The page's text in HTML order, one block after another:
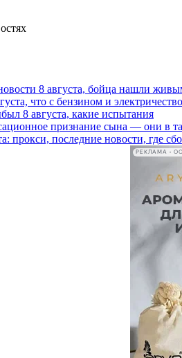
8 августа, бойца нашли
что с бензином и
8 августа, какие испытания
признание сына — они в
прокси, последние новости, где